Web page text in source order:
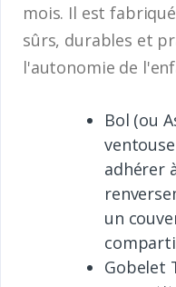
mois. Il est
sûrs, durables et
l'autonomie de
Bol (ou
adhérer
un
Gobelet